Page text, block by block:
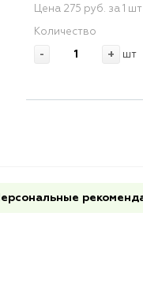
Цена 275 руб. за 1 шт
Количество
- + шт